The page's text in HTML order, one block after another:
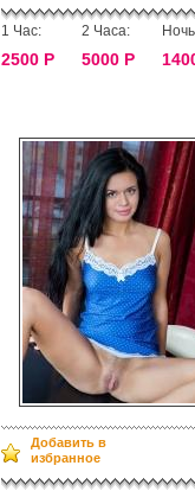
1 Час:
2500 Р
2 Часа:
5000 Р
Добавить в
избранное